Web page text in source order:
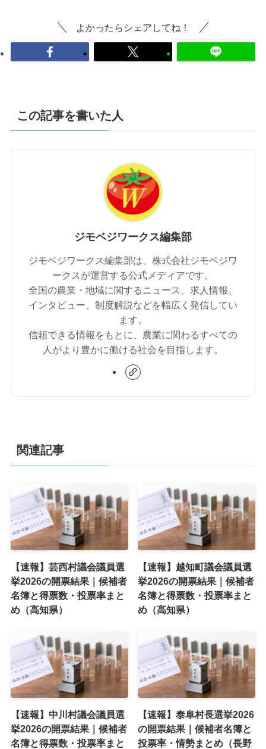
よかったらシェアしてね！
この記事を書いた人
ジモベジワークス編集部
ジモベジワークス編集部は、株式会社ジモベジワ
ークスが運営する公式メディアです。
全国の農業・地域に関するニュース、求人情報、
インタビュー、制度解説などを幅広く発信してい
ます。
信頼できる情報をもとに、農業に関わるすべての
人がより豊かに働ける社会を目指します。
関連記事
【速報】芸西村議会議員選
挙2026の開票結果｜候補者
名簿と得票数・投票率まと
め（高知県）
【速報】越知町議会議員選
挙2026の開票結果｜候補者
名簿と得票数・投票率まと
め（高知県）
【速報】中川村議会議員選
挙2026の開票結果｜候補者
名簿と得票数・投票率まと
【速報】泰阜村長選挙2026
の開票結果｜候補者名簿と
投票率・情勢まとめ（長野